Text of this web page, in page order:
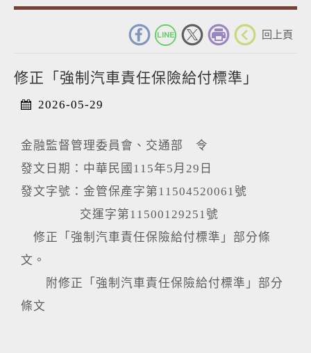
回上頁
修正「強制汽車責任保險給付標準」
2026-05-29
金融監督管理委員會、交通部 令
發文日期：中華民國115年5月29日
發文字號：金管保產字第11504520061號
交運字第11500129251號
修正「強制汽車責任保險給付標準」部分條
文。
附修正「強制汽車責任保險給付標準」部分
條文